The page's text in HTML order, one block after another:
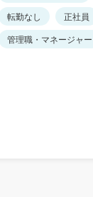
転勤なし
正社員
管理職・マネージャー